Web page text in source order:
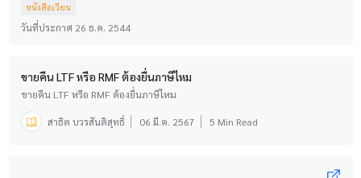
หนังสือเวียน
วันที่ประกาศ 26 ธ.ค. 2544
ขายคืน LTF หรือ RMF ต้องยื่นภาษีไหม
ขายคืน LTF หรือ RMF ต้องยื่นภาษีไหม
สาธิต บวรสันติสุทธิ์ 06 มี.ค. 2567 5 Min Read